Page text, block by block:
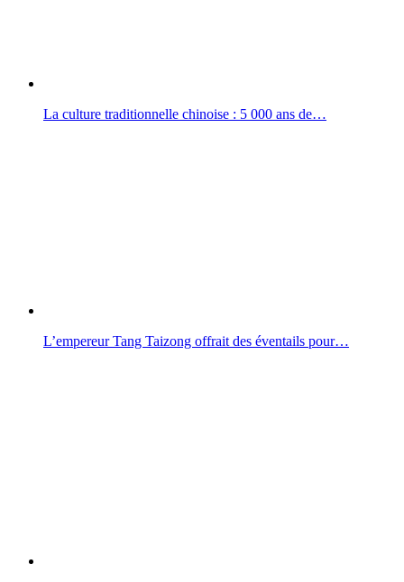
La culture traditionnelle chinoise : 5 000 ans de…
L’empereur Tang Taizong offrait des éventails pour…